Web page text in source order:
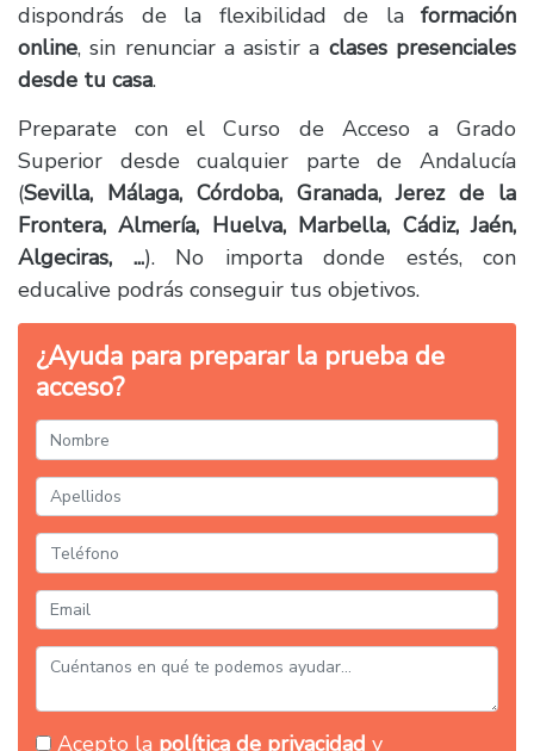
dispondrás de la flexibilidad de la formación
online, sin renunciar a asistir a clases presenciales
desde tu casa.
Preparate con el Curso de Acceso a Grado
Superior desde cualquier parte de Andalucía
(Sevilla, Málaga, Córdoba, Granada, Jerez de la
Frontera, Almería, Huelva, Marbella, Cádiz, Jaén,
Algeciras, ...). No importa donde estés, con
educalive podrás conseguir tus objetivos.
¿Ayuda para preparar la prueba de
acceso?
Acepto la política de privacidad y